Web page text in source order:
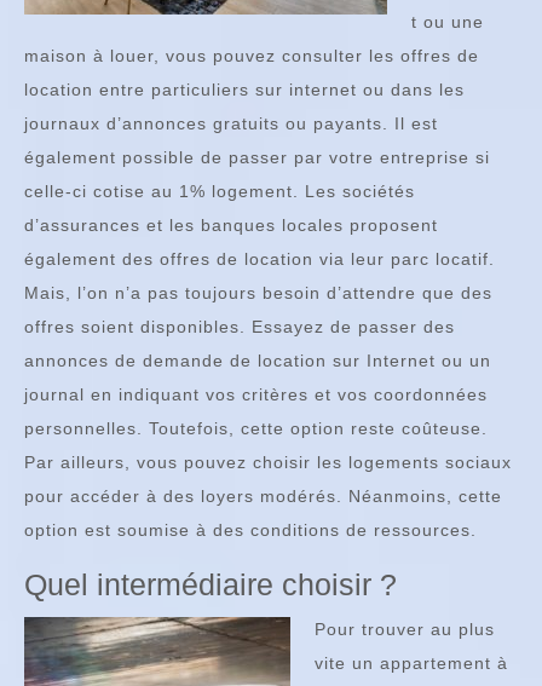
t ou une
maison à louer, vous pouvez consulter les offres de
location entre particuliers sur internet ou dans les
journaux d’annonces gratuits ou payants. Il est
également possible de passer par votre entreprise si
celle-ci cotise au 1% logement. Les sociétés
d’assurances et les banques locales proposent
également des offres de location via leur parc locatif.
Mais, l’on n’a pas toujours besoin d’attendre que des
offres soient disponibles. Essayez de passer des
annonces de demande de location sur Internet ou un
journal en indiquant vos critères et vos coordonnées
personnelles. Toutefois, cette option reste coûteuse.
Par ailleurs, vous pouvez choisir les logements sociaux
pour accéder à des loyers modérés. Néanmoins, cette
option est soumise à des conditions de ressources.
Quel intermédiaire choisir ?
Pour trouver au plus
vite un appartement à